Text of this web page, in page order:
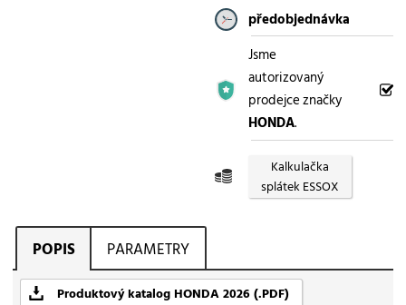
předobjednávka
Jsme
autorizovaný
prodejce značky
HONDA.
Kalkulačka
splátek ESSOX
POPIS PARAMETRY
Produktový katalog HONDA 2026 (.PDF)